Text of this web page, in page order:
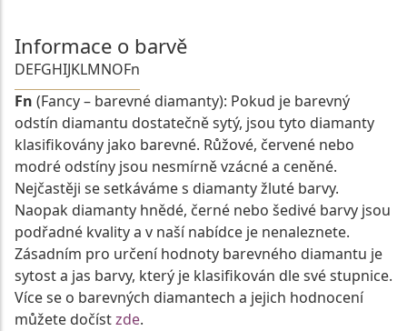
Informace o barvě
DEFGHIJKLMNOFn
Fn (Fancy – barevné diamanty): Pokud je barevný
odstín diamantu dostatečně sytý, jsou tyto diamanty
klasifikovány jako barevné. Růžové, červené nebo
modré odstíny jsou nesmírně vzácné a ceněné.
Nejčastěji se setkáváme s diamanty žluté barvy.
Naopak diamanty hnědé, černé nebo šedivé barvy jsou
podřadné kvality a v naší nabídce je nenaleznete.
Zásadním pro určení hodnoty barevného diamantu je
sytost a jas barvy, který je klasifikován dle své stupnice.
Více se o barevných diamantech a jejich hodnocení
můžete dočístzde.